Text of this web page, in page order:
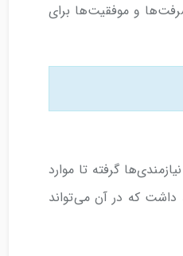
و موفقیت‌ها برای
گرفته تا موارد
که در آن می‌تواند